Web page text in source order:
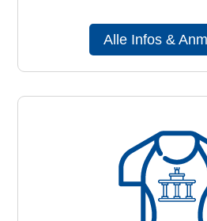
Alle Infos &